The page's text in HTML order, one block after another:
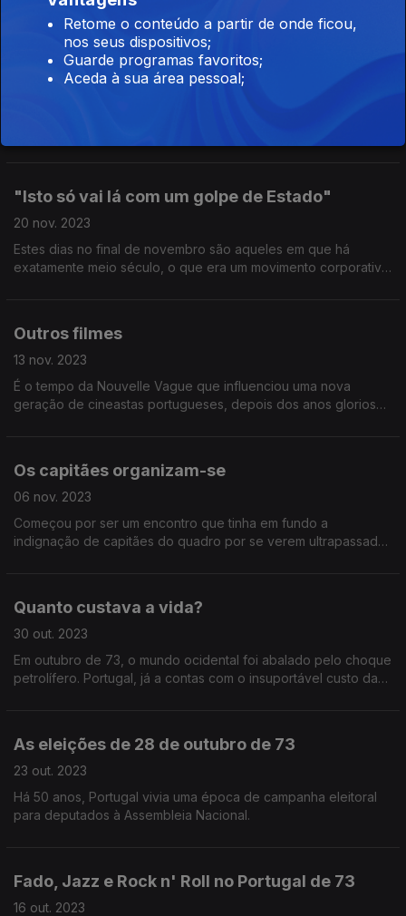
abanão feminista através das Novas Cartas Portuguesas.
Isto vai lá com Poesia
27 nov. 2023
escutada em sessões ao vivo que juntavam muita gente por
"Isto só vai lá com um golpe de Estado"
20 nov. 2023
Estes dias no final de novembro são aqueles em que há
exatamente meio século, o que era um movimento corporativo
Outros filmes
13 nov. 2023
É o tempo da Nouvelle Vague que influenciou uma nova
geração de cineastas portugueses, depois dos anos gloriosos
Os capitães organizam-se
06 nov. 2023
Começou por ser um encontro que tinha em fundo a
indignação de capitães do quadro por se verem ultrapassados
Quanto custava a vida?
30 out. 2023
Em outubro de 73, o mundo ocidental foi abalado pelo choque
petrolífero. Portugal, já a contas com o insuportável custo da
As eleições de 28 de outubro de 73
23 out. 2023
Há 50 anos, Portugal vivia uma época de campanha eleitoral
para deputados à Assembleia Nacional.
Fado, Jazz e Rock n' Roll no Portugal de 73
16 out. 2023
Retome o conteúdo a partir de onde ficou,
nos seus dispositivos;
Guarde programas favoritos;
Aceda à sua área pessoal;